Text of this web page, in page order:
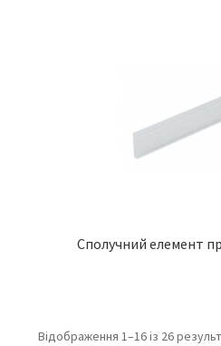
Сполучний елемент
Відображення 1–16 із 26